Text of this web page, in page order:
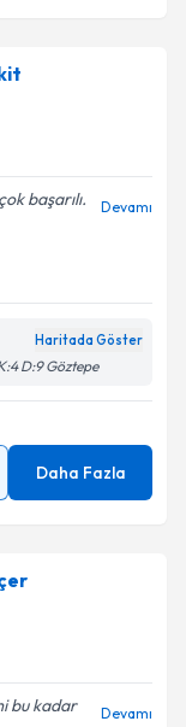
başarılı.
Devamı
Haritada Göster
D:9 Göztepe
Daha Fazla
bu kadar
Devamı